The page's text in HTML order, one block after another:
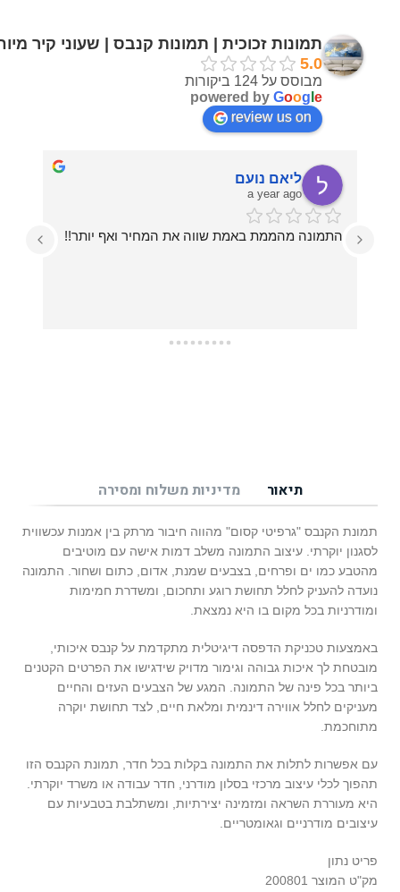
תמונות זכוכית | תמונות קנבס | שעוני קיר
5.0
מבוסס על 124 ביקורות
powered by Goog e
review us on
ליאם נועם
a year ago
התמונה מהממת באמת שווה את המחיר ואף יותר!!
תיאור מדיניות משלוח ומסירה
תמונת הקנבס "גרפיטי קסום" מהווה חיבור מרתק בין אמנות עכשווית
לסגנון יוקרתי. עיצוב התמונה משלב דמות אישה עם מוטיבים
מהטבע כמו ים ופרחים, בצבעים שמנת, אדום, כתום ושחור. התמונה
נועדה להעניק לחלל תחושת רוגע ותחכום, ומשדרת חמימות
ומודרניות בכל מקום בו היא נמצאת.
באמצעות טכניקת הדפסה דיגיטלית מתקדמת על קנבס איכותי,
מובטחת לך איכות גבוהה וגימור מדויק שידגישו את הפרטים הקטנים
ביותר בכל פינה של התמונה. המגע של הצבעים העזים והחיים
מעניקים לחלל אווירה דינמית ומלאת חיים, לצד תחושת יוקרה
מתוחכמת.
עם אפשרות לתלות את התמונה בקלות בכל חדר, תמונת הקנבס הזו
תהפוך לכלי עיצוב מרכזי בסלון מודרני, חדר עבודה או משרד יוקרתי.
היא מעוררת השראה ומזמינה יצירתיות, ומשתלבת בטבעיות עם
עיצובים מודרניים וגאומטריים.
פריט נתון
מק"ט המוצר 200801